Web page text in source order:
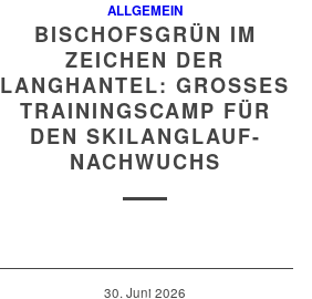
ALLGEMEIN
BISCHOFSGRÜN IM
ZEICHEN DER
LANGHANTEL: GROSSES T
RAININGSCAMP FÜR D
EN SKILANGLAUF-N
ACHWUCHS
30. Juni 2026